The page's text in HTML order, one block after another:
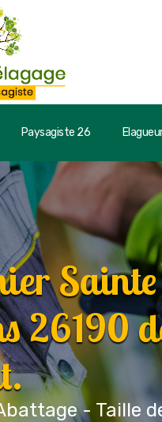
Paysagiste 26
26190
- Taille